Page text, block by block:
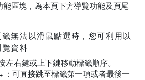
能區塊，為本頁下方導覽功能及頁尾
無法以滑鼠點選時，您可利用以
資料
右鍵或上下鍵移動標籤順序。
：可直接跳至標籤第一項或者最後一